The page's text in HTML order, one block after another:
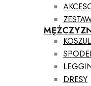
DRESY